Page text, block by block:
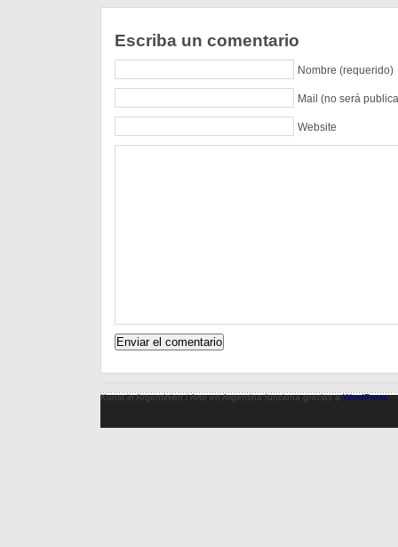
Escriba un comentario
Nombre (requerido)
Mail (no será
Website
Kunst in Argentinien / Arte en Argentina funciona gracias aWordPress